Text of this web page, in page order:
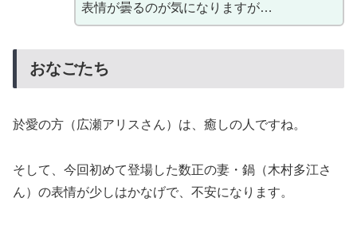
表情が曇るのが気になりますが…
おなごたち
於愛の方（広瀬アリスさん）は、癒しの人ですね。
そして、今回初めて登場した数正の妻・鍋（木村多江さ
ん）の表情が少しはかなげで、不安になります。